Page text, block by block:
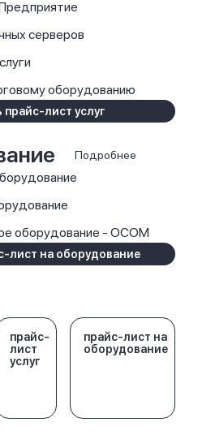
серверов
оборудованию
прайс-лист услуг
Подробнее
оборудование - OCOM
лист на оборудование
прайс-
лист
услуг
прайс-лист на
оборудование